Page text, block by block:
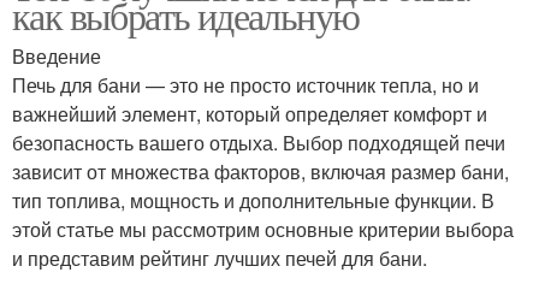
как выбрать идеальную
Введение
Печь для бани — это не просто источник тепла, но и
важнейший элемент, который определяет комфорт и
безопасность вашего отдыха. Выбор подходящей печи
зависит от множества факторов, включая размер бани,
тип топлива, мощность и дополнительные функции. В
этой статье мы рассмотрим основные критерии выбора
и представим рейтинг лучших печей для бани.